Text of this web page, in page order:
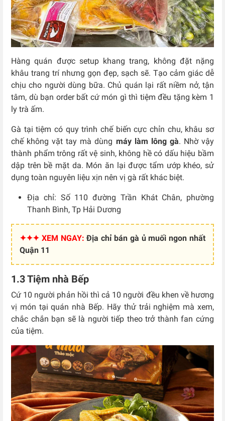
Hàng quán được setup khang trang, không đặt nặng
khâu trang trí nhưng gọn đẹp, sạch sẽ. Tạo cảm giác dễ
chịu cho người dùng bữa. Chủ quán lại rất niềm nở, tận
tâm, dù bạn order bất cứ món gì thì tiệm đều tặng kèm 1
ly trà ấm.
Gà tại tiệm có quy trình chế biến cực chỉn chu, khâu sơ
chế không vặt tay mà dùng máy làm lông gà. Nhờ vậy
thành phẩm trông rất vệ sinh, không hề có dấu hiệu bầm
dập trên bề mặt da. Món ăn lại được tẩm ướp khéo, sử
dụng toàn nguyên liệu xịn nên vị gà rất khác biệt.
Địa chỉ: Số 110 đường Trần Khát Chân, phường
Thanh Bình, Tp Hải Dương
✦✦✦ XEM NGAY: Địa chỉ bán gà ủ muối ngon nhất
Quận 11
1.3 Tiệm nhà Bếp
Cứ 10 người phản hồi thì cả 10 người đều khen về hương
vị món tại quán nhà Bếp. Hãy thử trải nghiệm mà xem,
chắc chắn bạn sẽ là người tiếp theo trở thành fan cứng
của tiệm.